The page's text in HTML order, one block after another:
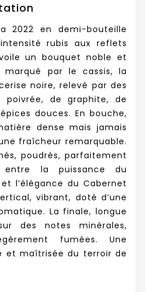
2022 en demi-bouteille
rubis aux reflets
un bouquet noble et
marqué par le cassis, la
noire, relevé par des
poivrée, de graphite, de
douces. En bouche,
dense mais jamais
fraîcheur remarquable.
poudrés, parfaitement
entre la puissance du
l’élégance du Cabernet
vibrant, doté d’une
La finale, longue
des notes minérales,
fumées. Une
et maîtrisée du terroir de